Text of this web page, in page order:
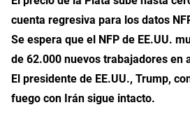
cuenta regresiva para los datos
Se espera que el NFP de EE.UU.
de 62.000 nuevos trabajadores en
El presidente de EE.UU., Trump,
fuego con Irán sigue intacto.